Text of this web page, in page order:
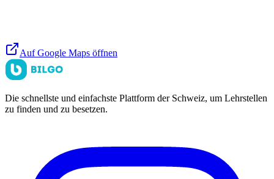
Auf Google Maps öffnen
Die schnellste und einfachste Plattform der Schweiz, um Lehrstellen
zu finden und zu besetzen.